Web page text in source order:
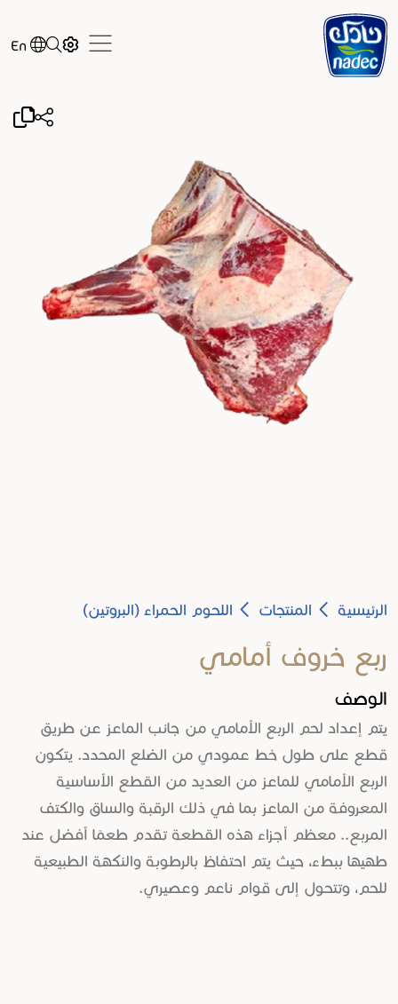
En
Breadcrumb
الرئيسية المنتجات اللحوم الحمراء (البروتين)
ربع خروف أمامي
الوصف
يتم إعداد لحم الربع الأمامي من جانب الماعز عن طريق
قطع على طول خط عمودي من الضلع المحدد. يتكون
الربع الأمامي للماعز من العديد من القطع الأساسية
المعروفة من الماعز بما في ذلك الرقبة والساق والكتف
المربع.. معظم أجزاء هذه القطعة تقدم طعمًا أفضل عند
طهيها ببطء، حيث يتم احتفاظ بالرطوبة والنكهة الطبيعية
للحم، وتتحول إلى قوام ناعم وعصيري.